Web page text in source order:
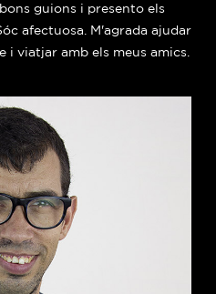
guions i presento els
afectuosa. M'agrada ajudar
i viatjar amb els meus amics.